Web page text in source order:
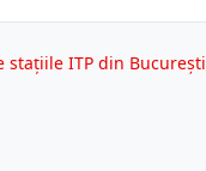
stațiile ITP din București